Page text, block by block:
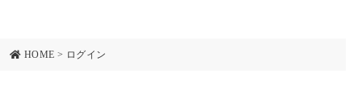
HOME > ログイン